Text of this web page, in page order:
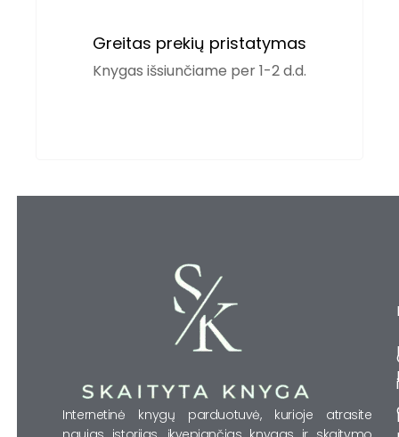
Greitas prekių pristatymas
Knygas išsiunčiame per 1-2 d.d.
Internetinė knygų parduotuvė, kurioje atrasite